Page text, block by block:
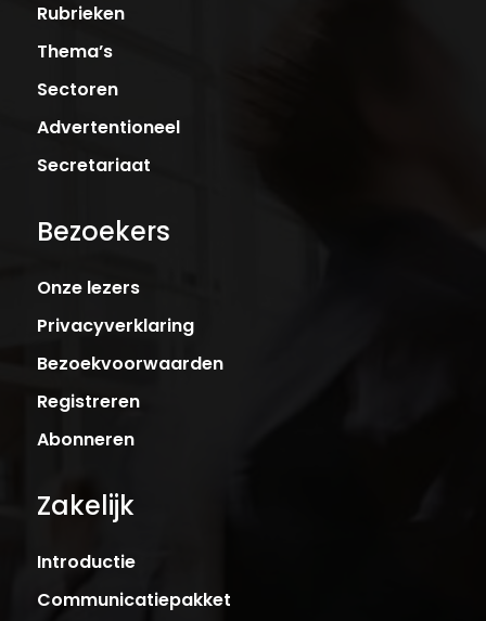
Rubrieken
Thema’s
Sectoren
Advertentioneel
Secretariaat
Bezoekers
Onze lezers
Privacyverklaring
Bezoekvoorwaarden
Registreren
Abonneren
Zakelijk
Introductie
Communicatiepakket